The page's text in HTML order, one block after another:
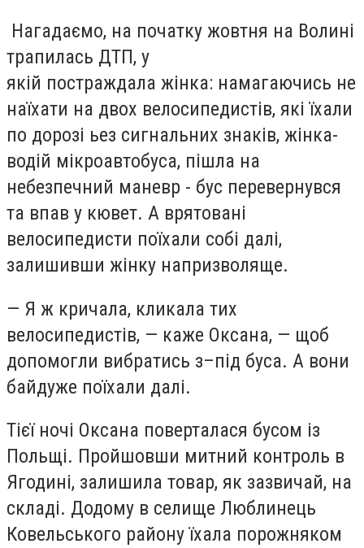
Нагадаємо, на початку жовтня на Волині
трапилась ДТП, у
якій постраждала жінка: намагаючись не
наїхати на двох велосипедистів, які їхали
по дорозі ьез сигнальних знаків, жінка-
водій мікроавтобуса, пішла на
небезпечний маневр - бус перевернувся
та впав у кювет. А врятовані
велосипедисти поїхали собі далі,
залишивши жінку напризволяще.
— Я ж кричала, кликала тих
велосипедистів, — каже Оксана, — щоб
допомогли вибратись з–під буса. А вони
байдуже поїхали далі.
Тієї ночі Оксана поверталася бусом із
Польщі. Пройшовши митний контроль в
Ягодині, залишила товар, як зазвичай, на
складі. Додому в селище Люблинець
Ковельського району їхала порожняком